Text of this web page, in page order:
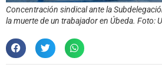
Concentración sindical ante la
la muerte de un trabajador en Úbeda. Foto: